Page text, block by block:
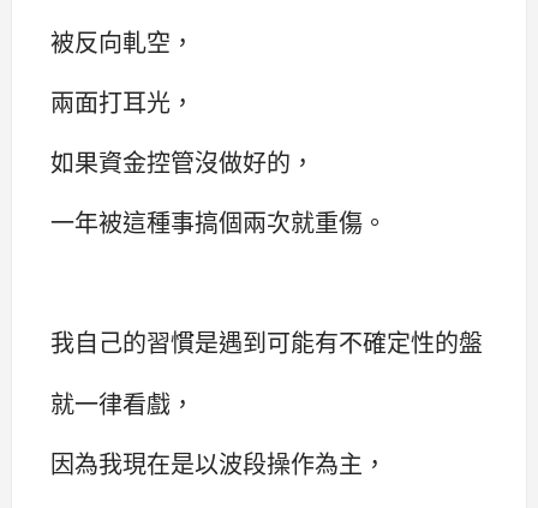
被反向軋空，
兩面打耳光，
如果資金控管沒做好的，
一年被這種事搞個兩次就重傷。
我自己的習慣是遇到可能有不確定性的盤
就一律看戲，
因為我現在是以波段操作為主，